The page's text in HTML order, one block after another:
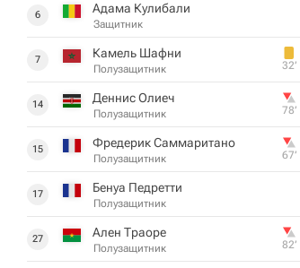
6 Адама Кулибали
Защитник
7 Камель Шафни
Полузащитник 32‎’‎
14 Деннис Олиеч
Полузащитник 78‎’‎
15 Фредерик Саммаритано
Полузащитник 67‎’‎
17 Бенуа Педретти
Полузащитник
27 Ален Траоре
Полузащитник 82‎’‎